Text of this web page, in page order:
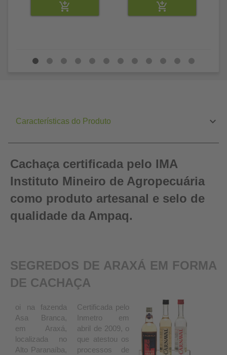
Características do Produto
Cachaça certificada pelo IMA
Instituto Mineiro de Agropecuária
como produto artesanal e selo de
qualidade da Ampaq.
SEGREDOS DE ARAXÁ EM FORMA
DE CACHAÇA
oi na fazenda
Asa Branca,
em Araxá,
localizada no
Alto Paranaíba,
Certificada pelo
Inmetro em
abril de 2009, o
que atestou os
processos de